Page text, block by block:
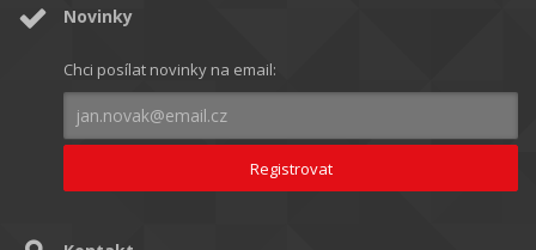
Novinky
Chci posílat novinky na email: